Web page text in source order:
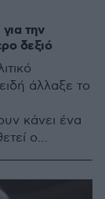
την
δεξιό
άλλαξε το
κάνει ένα
ο